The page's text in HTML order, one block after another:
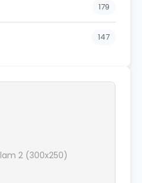
179
147
2 (300x250)